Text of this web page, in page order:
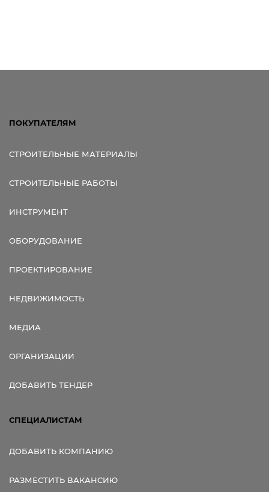
ПОКУПАТЕЛЯМ
СТРОИТЕЛЬНЫЕ МАТЕРИАЛЫ
СТРОИТЕЛЬНЫЕ РАБОТЫ
ИНСТРУМЕНТ
ОБОРУДОВАНИЕ
ПРОЕКТИРОВАНИЕ
НЕДВИЖИМОСТЬ
МЕДИА
ОРГАНИЗАЦИИ
ДОБАВИТЬ ТЕНДЕР
СПЕЦИАЛИСТАМ
ДОБАВИТЬ КОМПАНИЮ
РАЗМЕСТИТЬ ВАКАНСИЮ